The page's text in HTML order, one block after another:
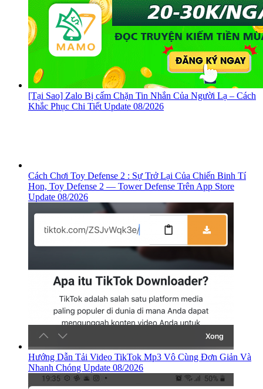
[Tại Sao] Zalo Bị cấm Chặn Tin Nhắn Của Người Lạ – Cách
Khắc Phục Chi Tiết Update 08/2026
Cách Chơi Toy Defense 2 : Sự Trở Lại Của Chiến Binh Tí
Hon, ‎Toy Defense 2 — Tower Defense Trên App Store
Update 08/2026
Hướng Dẫn Tải Video TikTok Mp3 Vô Cùng Đơn Giản Và
Nhanh Chóng Update 08/2026